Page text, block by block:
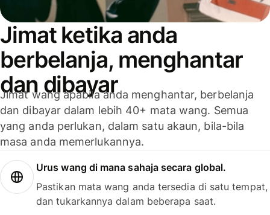
Jimat ketika anda
berbelanja, menghantar
dan dibayar
Jimat wang apabila anda menghantar, berbelanja
dan dibayar dalam lebih 40+ mata wang. Semua
yang anda perlukan, dalam satu akaun, bila-bila
masa anda memerlukannya.
Urus wang di mana sahaja secara global.
Pastikan mata wang anda tersedia di satu tempat,
dan tukarkannya dalam beberapa saat.